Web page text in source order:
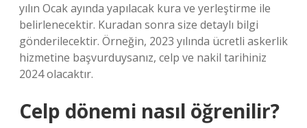
yılın Ocak ayında yapılacak kura ve yerleştirme ile
belirlenecektir. Kuradan sonra size detaylı bilgi
gönderilecektir. Örneğin, 2023 yılında ücretli askerlik
hizmetine başvurduysanız, celp ve nakil tarihiniz
2024 olacaktır.
Celp dönemi nasıl öğrenilir?